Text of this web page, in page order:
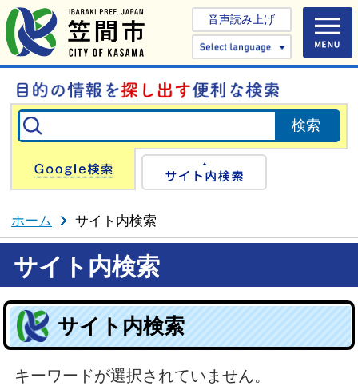
音声読み上げ
Select
Google検索
ホーム サイト内検索
サイト内検索
サイト内検索
キーワードが選択されていません。